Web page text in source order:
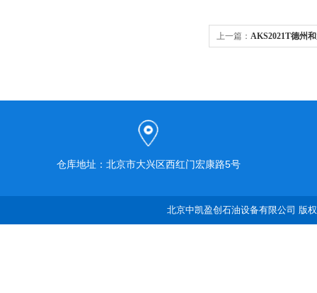
上一篇： AKS2021T德州
仓库地址：北京市大兴区西红门宏康路5号
北京中凯盈创石油设备有限公司 版